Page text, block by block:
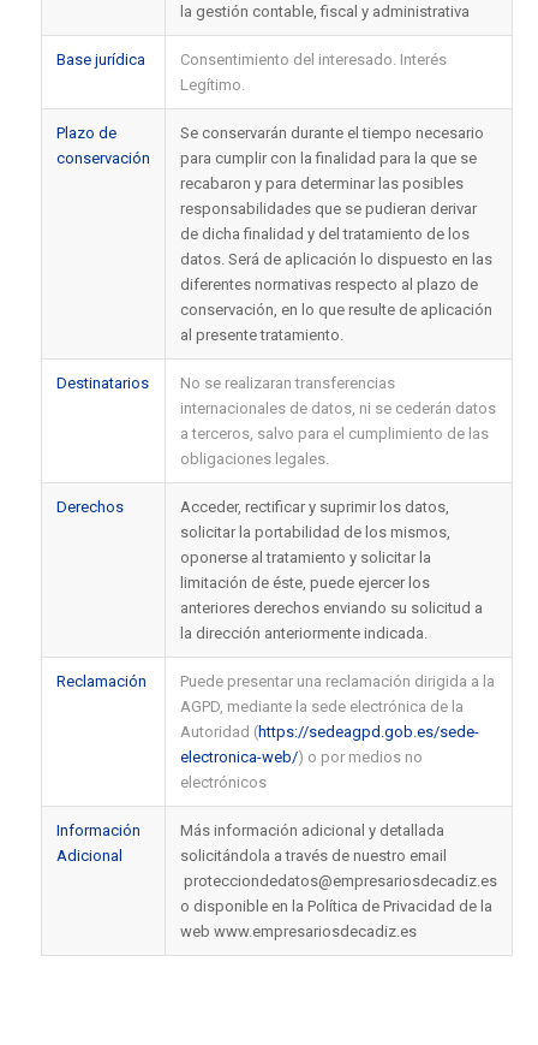
la gestión contable, fiscal y administrativa
Base jurídica
Consentimiento del interesado. Interés
Legítimo.
Plazo de
conservación
Se conservarán durante el tiempo necesario
para cumplir con la finalidad para la que se
recabaron y para determinar las posibles
responsabilidades que se pudieran derivar
de dicha finalidad y del tratamiento de los
datos. Será de aplicación lo dispuesto en las
diferentes normativas respecto al plazo de
conservación, en lo que resulte de aplicación
al presente tratamiento.
Destinatarios
No se realizaran transferencias
internacionales de datos, ni se cederán datos
a terceros, salvo para el cumplimiento de las
obligaciones legales.
Derechos
Acceder, rectificar y suprimir los datos,
solicitar la portabilidad de los mismos,
oponerse al tratamiento y solicitar la
limitación de éste, puede ejercer los
anteriores derechos enviando su solicitud a
la dirección anteriormente indicada.
Reclamación
Puede presentar una reclamación dirigida a la
AGPD, mediante la sede electrónica de la
Autoridad (https://sedeagpd.gob.es/sede-
electronica-web/) o por medios no
electrónicos
Información
Adicional
Más información adicional y detallada
solicitándola a través de nuestro email
protecciondedatos@empresariosdecadiz.es
o disponible en la Política de Privacidad de la
web www.empresariosdecadiz.es